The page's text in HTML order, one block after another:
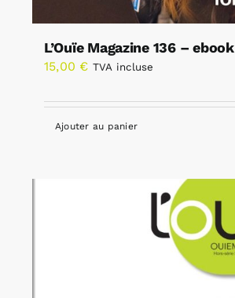
L’Ouïe Magazine 136 – ebook
15,00 € TVA incluse
Ajouter au panier